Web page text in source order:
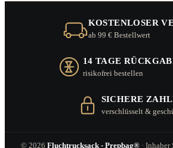
KOSTENLOSER
ab 99 € Bestellwert
14 TAGE
risikofrei bestellen
SICHERE
verschlüsselt &
© 2026 Fluchtrucksack - Prepbag® ·